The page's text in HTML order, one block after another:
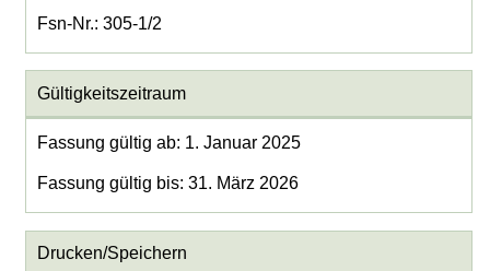
Fsn-Nr.: 305-1/2
Gültigkeitszeitraum
Fassung gültig ab: 1. Januar 2025
Fassung gültig bis: 31. März 2026
Drucken/Speichern